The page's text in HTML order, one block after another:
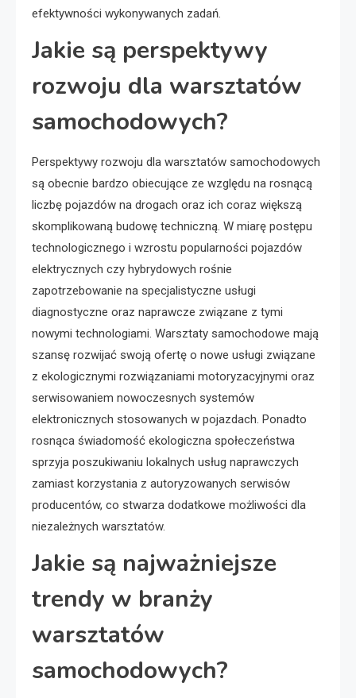
efektywności wykonywanych zadań.
Jakie są perspektywy
rozwoju dla warsztatów
samochodowych?
Perspektywy rozwoju dla warsztatów samochodowych
są obecnie bardzo obiecujące ze względu na rosnącą
liczbę pojazdów na drogach oraz ich coraz większą
skomplikowaną budowę techniczną. W miarę postępu
technologicznego i wzrostu popularności pojazdów
elektrycznych czy hybrydowych rośnie
zapotrzebowanie na specjalistyczne usługi
diagnostyczne oraz naprawcze związane z tymi
nowymi technologiami. Warsztaty samochodowe mają
szansę rozwijać swoją ofertę o nowe usługi związane
z ekologicznymi rozwiązaniami motoryzacyjnymi oraz
serwisowaniem nowoczesnych systemów
elektronicznych stosowanych w pojazdach. Ponadto
rosnąca świadomość ekologiczna społeczeństwa
sprzyja poszukiwaniu lokalnych usług naprawczych
zamiast korzystania z autoryzowanych serwisów
producentów, co stwarza dodatkowe możliwości dla
niezależnych warsztatów.
Jakie są najważniejsze
trendy w branży
warsztatów
samochodowych?